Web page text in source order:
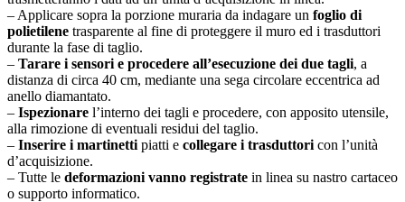
– Applicare sopra la porzione muraria da indagare un foglio di
polietilene trasparente al fine di proteggere il muro ed i trasduttori
durante la fase di taglio.
– Tarare i sensori e procedere all’esecuzione dei due tagli, a
distanza di circa 40 cm, mediante una sega circolare eccentrica ad
anello diamantato.
– Ispezionare l’interno dei tagli e procedere, con apposito utensile,
alla rimozione di eventuali residui del taglio.
– Inserire i martinetti piatti e collegare i trasduttori con l’unità
d’acquisizione.
– Tutte le deformazioni vanno registrate in linea su nastro cartaceo
o supporto informatico.